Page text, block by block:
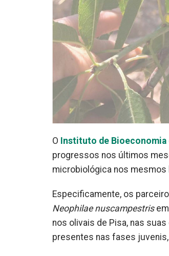
O Instituto de Bioeconomia
progressos nos últimos
microbiológica nos
Especificamente, os
Neophilae nuscampestrisem
nos olivais de Pisa, nas
presentes nas fases